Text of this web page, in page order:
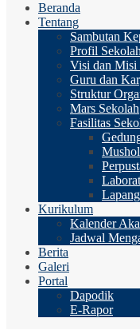
Beranda
Tentang
Sambutan
Profil Sekolah
Visi dan Misi
Guru dan
Struktur
Mars Sekolah
Fasilitas
Kurikulum
Kalender
Jadwal
Berita
Galeri
Portal
Dapodik
E-Rapor